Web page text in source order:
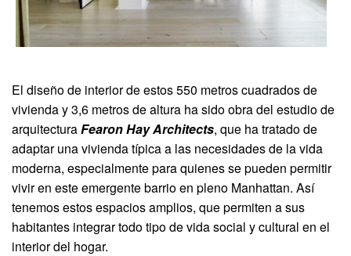
El diseño de interior de estos 550 metros cuadrados de
vivienda y 3,6 metros de altura ha sido obra del estudio de
arquitecturaFearon Hay Architects, que ha tratado de
adaptar una vivienda típica a las necesidades de la vida
moderna, especialmente para quienes se pueden permitir
vivir en este emergente barrio en pleno Manhattan. Así
tenemos estos espacios amplios, que permiten a sus
habitantes integrar todo tipo de vida social y cultural en el
interior del hogar.